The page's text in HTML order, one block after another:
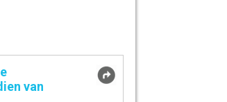
van